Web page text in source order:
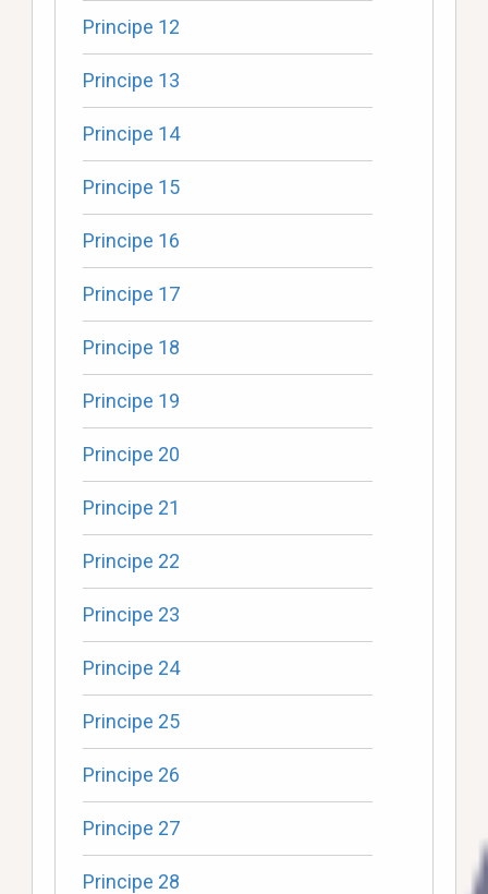
Principe 12
Principe 13
Principe 14
Principe 15
Principe 16
Principe 17
Principe 18
Principe 19
Principe 20
Principe 21
Principe 22
Principe 23
Principe 24
Principe 25
Principe 26
Principe 27
Principe 28